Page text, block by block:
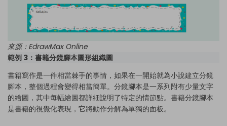
來源： EdrawMax Online
範例 3：書籍分鏡腳本圖形組織圖
書籍寫作是一件相當棘手的事情，如果在一開始就為小說建立分鏡
腳本，整個過程會變得相當簡單。分鏡腳本是一系列附有少量文字
的繪圖，其中每幅繪圖都詳細說明了特定的情節點。書籍分鏡腳本
是書籍的視覺化表現，它將動作分解為單獨的面板。